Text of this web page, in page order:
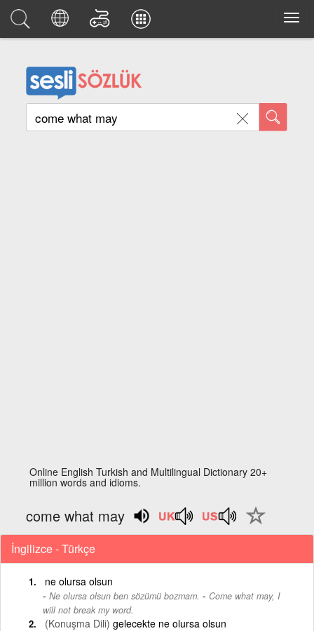
Online English Turkish and Multilingual Dictionary 20+
million words and idioms.
come what may
İngilizce - Türkçe
ne olursa olsun
Ne olursa olsun ben sözümü bozmam. - Come what may, I
will not break my word.
(Konuşma Dili) gelecekte ne olursa olsun